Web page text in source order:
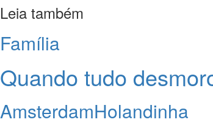
Leia também
Família
Quando tudo
AmsterdamHolandinha